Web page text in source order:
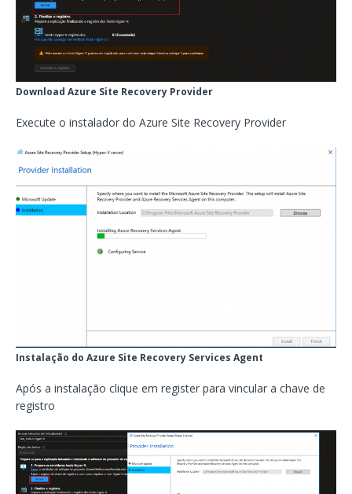
Download Azure Site Recovery Provider
Execute o instalador do Azure Site Recovery Provider
Instalação do Azure Site Recovery Services Agent
Após a instalação clique em register para vincular a chave de
registro